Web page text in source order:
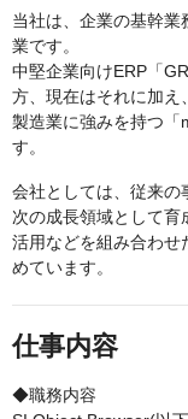
当社は、企業の基幹
業です。
中堅企業向けERP「
方、現在はそれに加え
製造業に強みを持つ「
す。
会社としては、従来の
次の成長領域として育
活用などを組み合わせ
めています。
仕事内容
◆職務内容